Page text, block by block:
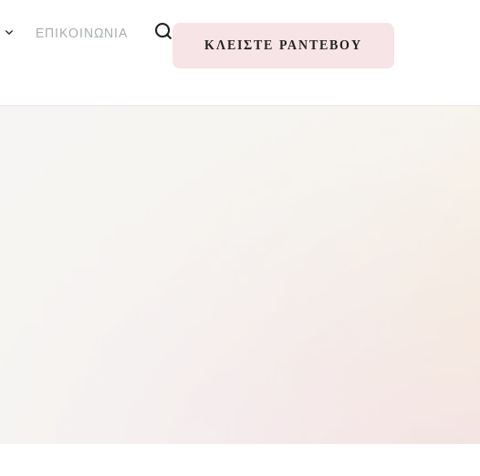
ΕΠΙΚΟΙΝΩΝΊΑ
ΚΛΕΊΣΤΕ ΡΑΝΤΕΒΟΎ